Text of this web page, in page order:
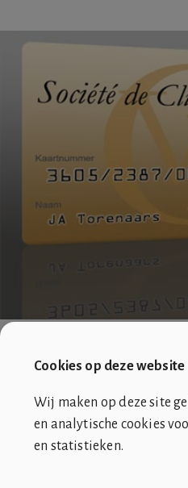
Cookies op deze website
Wij maken op deze site
en analytische cookies
en statistieken.
Het lidmaatschap van de
met zich mee, klik hier voor